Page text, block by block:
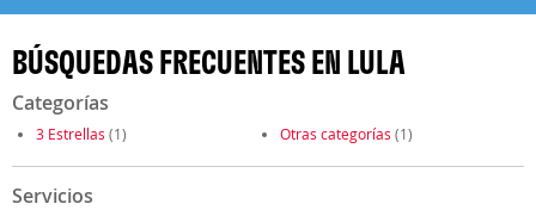
BÚSQUEDAS FRECUENTES EN LULA
Categorías
3 Estrellas (1) Otras categorías (1)
Servicios